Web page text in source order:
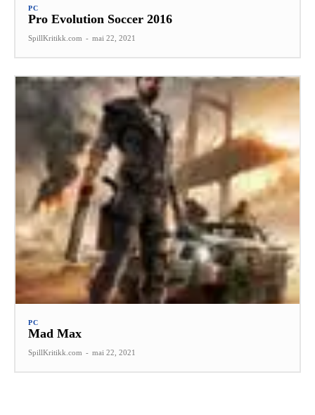
PC
Pro Evolution Soccer 2016
SpillKritikk.com - mai 22, 2021
PC
Mad Max
SpillKritikk.com - mai 22, 2021